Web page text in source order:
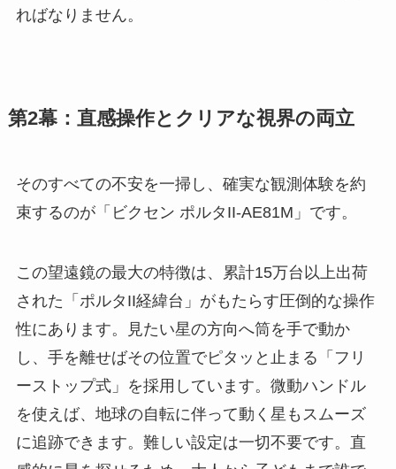
ればなりません。
第2幕：直感操作とクリアな視界の両立
そのすべての不安を一掃し、確実な観測体験を約
束するのが「ビクセン ポルタII-AE81M」です。
この望遠鏡の最大の特徴は、累計15万台以上出荷
された「ポルタII経緯台」がもたらす圧倒的な操作
性にあります。見たい星の方向へ筒を手で動か
し、手を離せばその位置でピタッと止まる「フリ
ーストップ式」を採用しています。微動ハンドル
を使えば、地球の自転に伴って動く星もスムーズ
に追跡できます。難しい設定は一切不要です。直